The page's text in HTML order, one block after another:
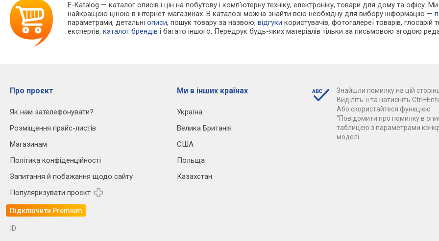
E-Katalog — каталог описів і цін на побутову і комп'ютерну техніку, електроніку, товари для дому та офісу.
найкращою ціною в інтернет-магазинах. В каталозі можна знайти всю необхідну для вибору інформацію —
параметрами, детальніописи, пошук товару за назвою,відгуки користувачів, фотогалереї товарів, глосарій
експертів,каталог брендів і багато іншого. Передрук будь-яких матеріалів тільки за письмовою згодою
Про проєкт
Як нам зателефонувати?
Розміщення прайс-листів
Магазинам
Політика конфіденційності
Запитання й побажання щодо сайту
Популяризувати проєкт
Підключити Premium
Ми в інших країнах
Україна
Велика Британія
США
Польща
Казахстан
Знайшли помилку на цій
Виділіть її та натисніть
Або скористайтеся функцією
"Повідомити про помилку в
таблицею з параметрами
моделі.
ID